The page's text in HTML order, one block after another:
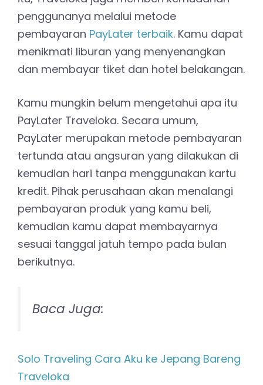
penggunanya melalui metode
pembayaran PayLater terbaik. Kamu dapat
menikmati liburan yang menyenangkan
dan membayar tiket dan hotel belakangan.
Kamu mungkin belum mengetahui apa itu
PayLater Traveloka. Secara umum,
PayLater merupakan metode pembayaran
tertunda atau angsuran yang dilakukan di
kemudian hari tanpa menggunakan kartu
kredit. Pihak perusahaan akan menalangi
pembayaran produk yang kamu beli,
kemudian kamu dapat membayarnya
sesuai tanggal jatuh tempo pada bulan
berikutnya.
Baca Juga:
Solo Traveling Cara Aku ke Jepang Bareng
Traveloka